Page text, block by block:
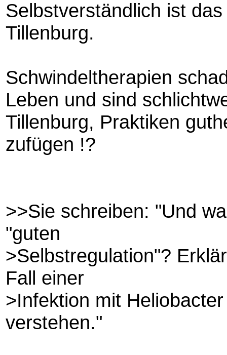
Selbstverständlich ist
Tillenburg.
Schwindeltherapien
Leben und sind
Tillenburg, Praktiken
zufügen !?
>>Sie schreiben: "Und
"guten
>Selbstregulation"?
Fall einer
>Infektion mit
verstehen."